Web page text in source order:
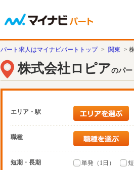
パート求人はマイナビパートトップ > 関東 >
株式会社ロピアのパ
エリア・駅
職種
短期・長期 単発（1日）